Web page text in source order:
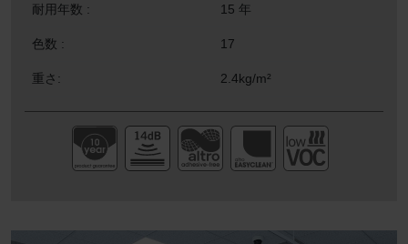
耐用年数 : 15 年
色数 : 17
重さ: 2.4kg/m²